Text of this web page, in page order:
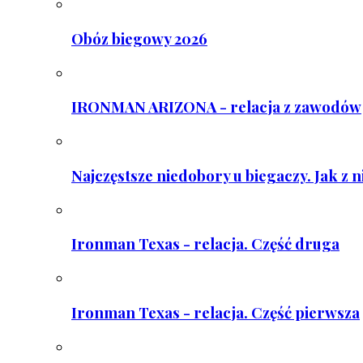
Obóz biegowy 2026
IRONMAN ARIZONA - relacja z zawodów
Najczęstsze niedobory u biegaczy. Jak z
Ironman Texas - relacja. Część druga
Ironman Texas - relacja. Część pierwsza